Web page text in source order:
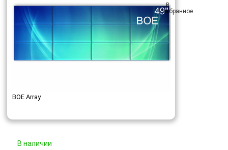
BOE Array
В наличии